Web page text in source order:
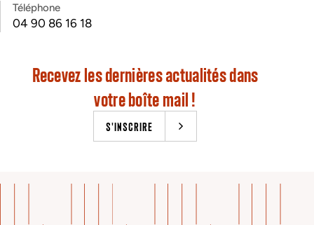
Téléphone
04 90 86 16 18
Recevez les dernières actualités dans
votre boîte mail !
S'INSCRIRE